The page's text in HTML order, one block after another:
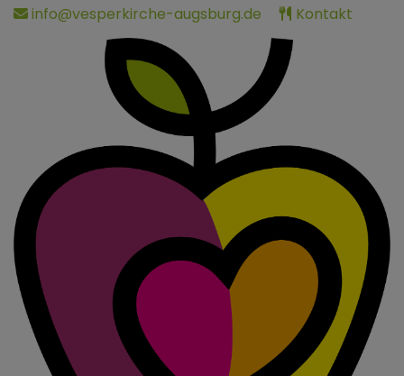
Direktinfo@vesperkirche-augsburg.de Kontakt